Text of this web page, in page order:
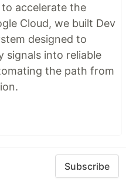
accelerate the
Cloud, we built Dev
designed to
signals into reliable
the path from
Subscribe